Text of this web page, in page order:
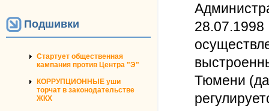
Подшивки
Стартует общественная
кампания против Центра "Э"
КОРРУПЦИОННЫЕ уши
торчат в законодательстве
ЖКХ
Тюмени